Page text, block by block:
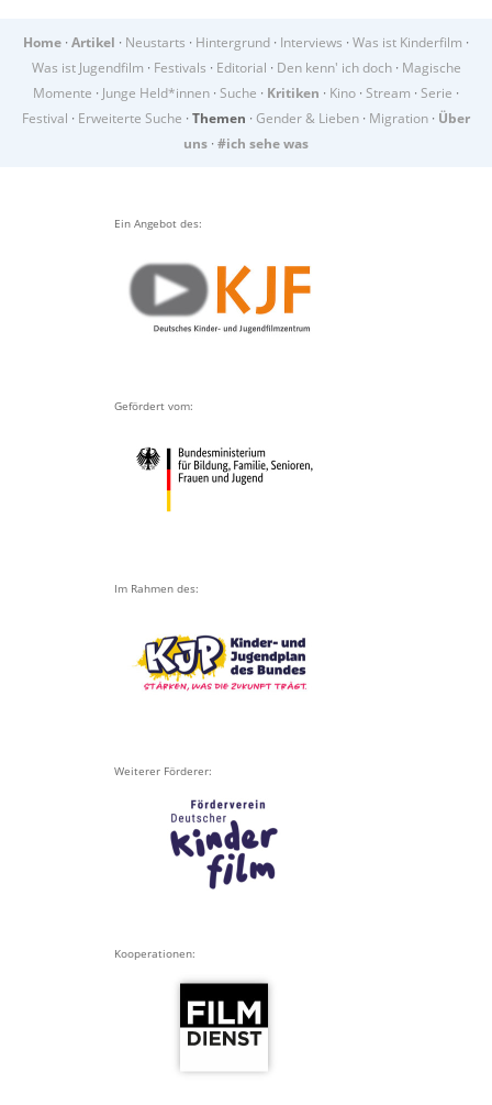
Home · Artikel · Neustarts · Hintergrund · Interviews · Was ist Kinderfilm ·
Was ist Jugendfilm · Festivals · Editorial · Den kenn' ich doch· Magische
Momente · Junge Held*innen · Suche · Kritiken · Kino · Stream · Serie ·
Festival · Erweiterte Suche · Themen · Gender & Lieben · Migration · Über
uns · #ich sehe was
Ein Angebot des:
Gefördert vom:
Im Rahmen des:
Weiterer Förderer:
Kooperationen: